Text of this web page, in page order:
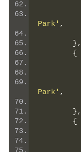
Park' ,
},
{
Park' ,
},
{